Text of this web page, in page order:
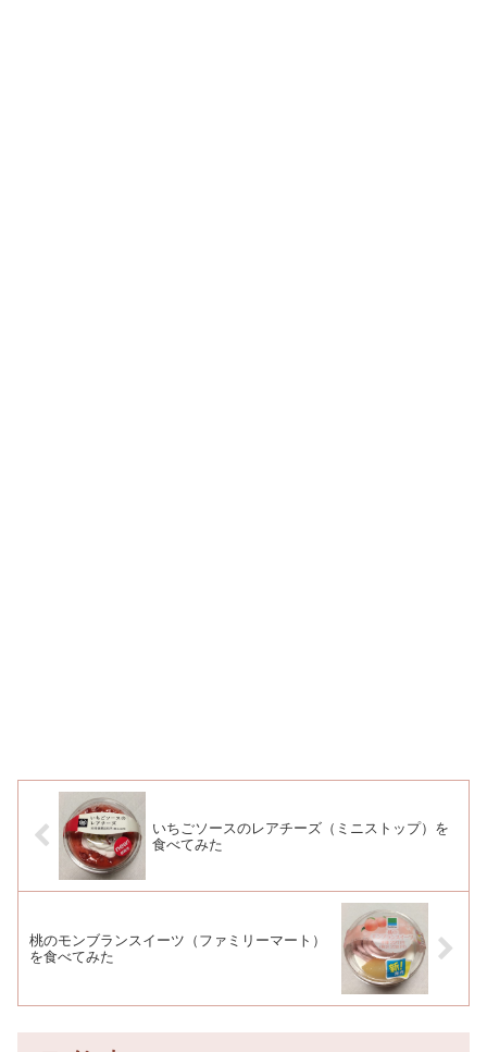
いちごソースのレアチーズ（ミニストップ）を
食べてみた
桃のモンブランスイーツ（ファミリーマート）
を食べてみた